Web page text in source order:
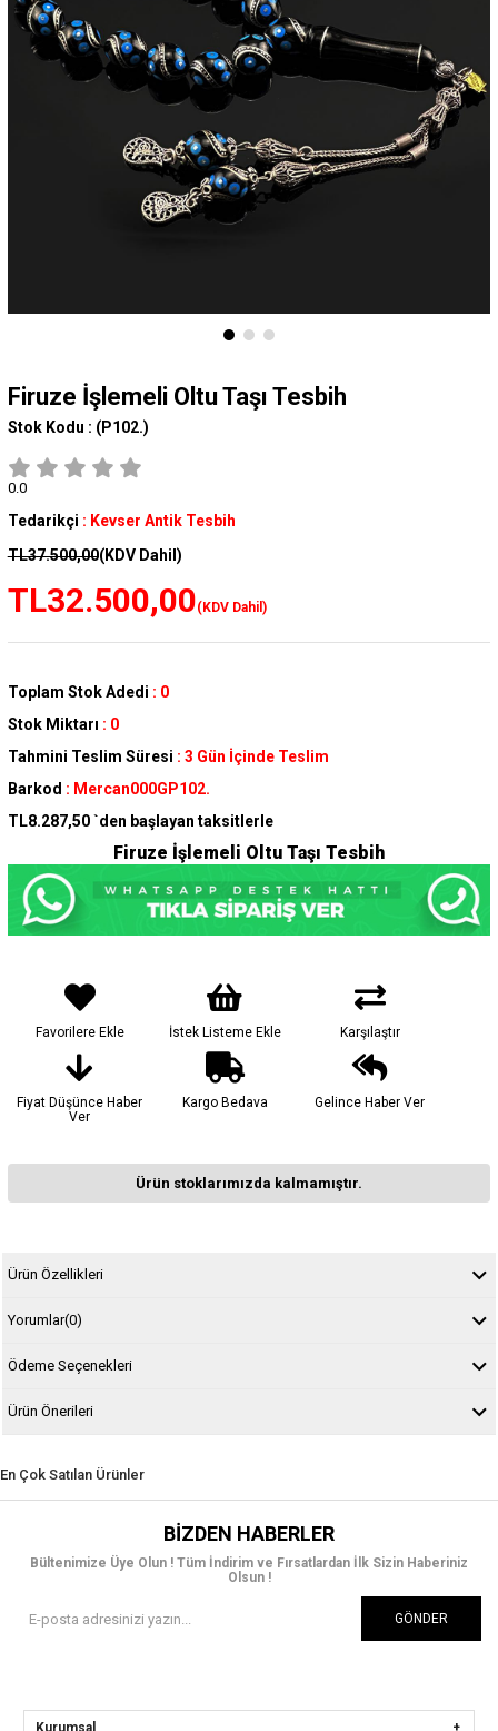
Firuze İşlemeli Oltu Taşı Tesbih
Stok Kodu : (P102.)
0.0
Tedarikçi : Kevser Antik Tesbih
TL37.500,00(KDV Dahil)
TL32.500,00(KDV Dahil)
Toplam Stok Adedi : 0
Stok Miktarı : 0
Tahmini Teslim Süresi : 3 Gün İçinde Teslim
Barkod : Mercan000GP102.
TL8.287,50 `den başlayan taksitlerle
Firuze İşlemeli Oltu Taşı Tesbih
Favorilere Ekle İstek Listeme Ekle Karşılaştır
Fiyat Düşünce Haber
Ver
Kargo Bedava Gelince Haber Ver
Ürün stoklarımızda kalmamıştır.
Ürün Özellikleri
Yorumlar(0)
Ödeme Seçenekleri
Ürün Önerileri
En Çok Satılan Ürünler
BIZDEN HABERLER
Bültenimize Üye Olun ! Tüm İndirim ve Fırsatlardan İlk Sizin Haberiniz
Olsun !
GÖNDER
Kurumsal